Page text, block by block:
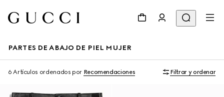
PARTES DE ABAJO DE PIEL MUJER
6 Artículos ordenados por Recomendaciones Filtrar y ordenar